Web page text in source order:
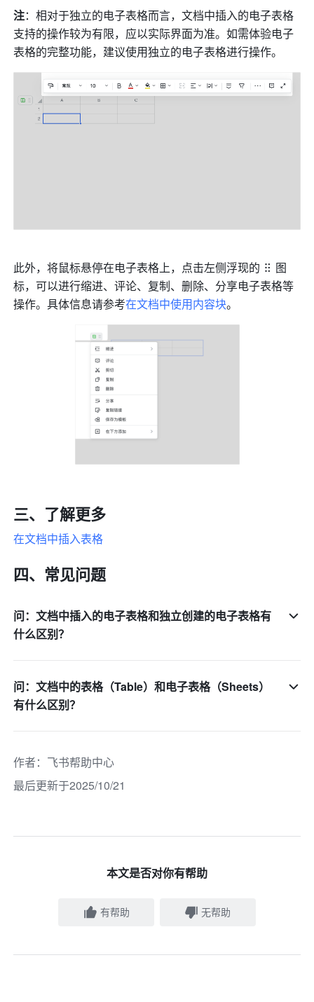
注：相对于独立的电子表格而言，文档中插入的电子表格
支持的操作较为有限，应以实际界面为准。如需体验电子
表格的完整功能，建议使用独立的电子表格进行操作。
此外，将鼠标悬停在电子表格上，点击左侧浮现的
图
标，可以进行缩进、评论、复制、删除、分享电子表格等
操作。具体信息请参考在文档中使用内容块。
三、了解更多
在文档中插入表格
四、常见问题
问：文档中插入的电子表格和独立创建的电子表格有
什么区别？
问：文档中的表格（Table）和电子表格（Sheets）
有什么区别？
作者： 飞书帮助中心
最后更新于2025/10/21
本文是否对你有帮助
有帮助 无帮助